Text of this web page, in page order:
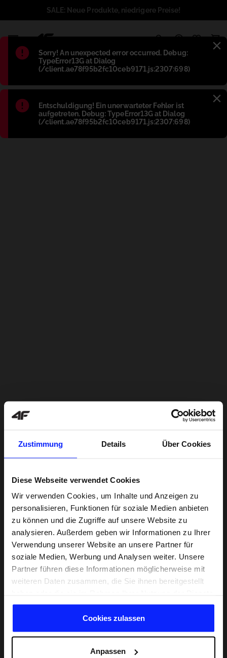
Zustimmung Details Über Cookies
Diese Webseite verwendet Cookies
Wir verwenden Cookies, um Inhalte und Anzeigen zu
personalisieren, Funktionen für soziale Medien anbieten
zu können und die Zugriffe auf unsere Website zu
analysieren. Außerdem geben wir Informationen zu Ihrer
Verwendung unserer Website an unsere Partner für
soziale Medien, Werbung und Analysen weiter. Unsere
Partner führen diese Informationen möglicherweise mit
weiteren Daten zusammen, die Sie ihnen bereitgestellt
gesammelt haben.
Cookies zulassen
Anpassen
Błąd:
Sorry! An unexpected error occurred. Debug:
TypeError13G at Dialog
(/client.ae78f95b2fc10ceb9171.js:2307:698)
Błąd:
Entschuldigung! Ein unerwarteter Fehler ist
aufgetreten. Debug: TypeError13G at Dialog
(/client.ae78f95b2fc10ceb9171.js:2307:698)
SALE: Neue Produkte, niedrigere Preise!